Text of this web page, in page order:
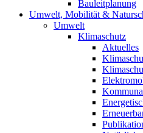
Bauleitplanung
Umwelt, Mobilität &
Umwelt
Klimaschutz
Aktuelles